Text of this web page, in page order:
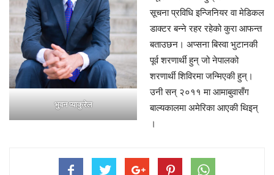
भुवन प्याकुरेल
सूचना प्रविधि इन्जिनियर वा मेडिकल
डाक्टर बन्ने रहर रहेको कुरा आफन्त
बताउछन। अप्सना बिस्वा भुटानकी
पूर्व शरणार्थी हुन् जो नेपालको
शरणार्थी शिविरमा जन्मिएकी हुन्।
उनी सन् २०११ मा आमाबुवासँग
बाल्यकालमा अमेरिका आएकी थिइन्
।